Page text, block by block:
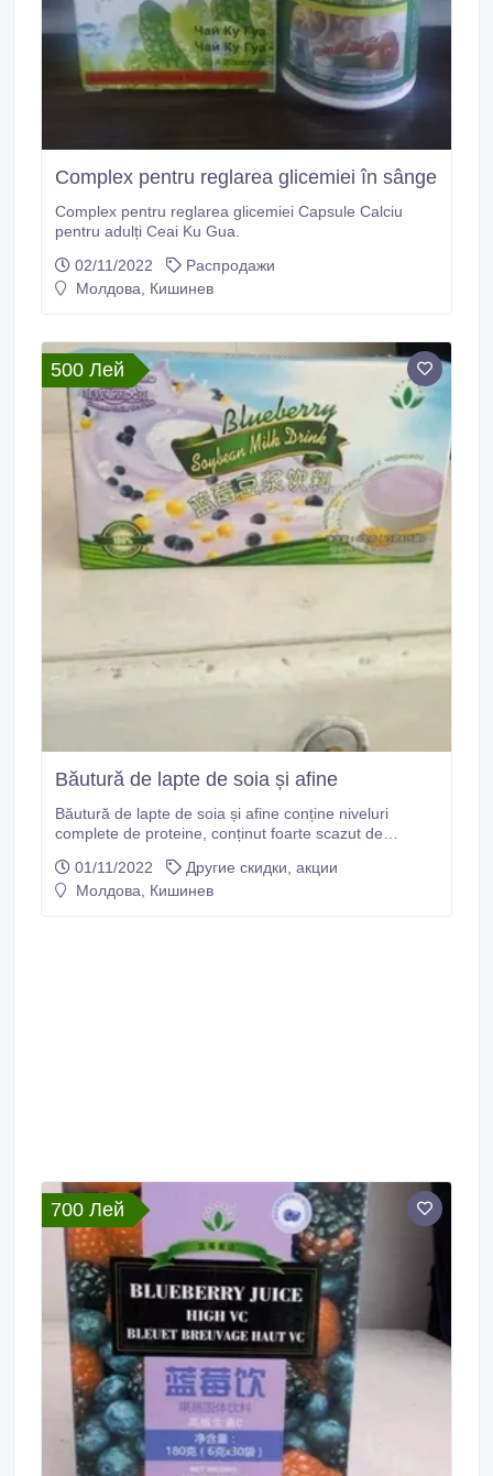
Complex pentru reglarea glicemiei în sânge
Complex pentru reglarea glicemiei Capsule Calciu
pentru adulți Ceai Ku Gua.
02/11/2022
Распродажи
Молдова, Кишинев
500 Лей
Băutură de lapte de soia și afine
Băutură de lapte de soia și afine conține niveluri
complete de proteine, conținut foarte scazut de
digestie, îmbogătită cu carbonat de calciu si vitamina
E, bogată în izoflavone bune pentru sănătatea si
01/11/2022
Другие скидки, акции
Молдова, Кишинев
700 Лей